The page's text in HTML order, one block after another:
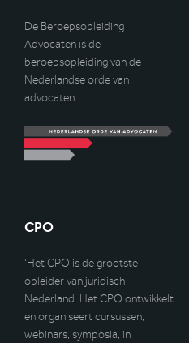
De Beroepsopleiding
Advocaten is de
beroepsopleiding van de
Nederlandse orde van
advocaten.
CPO
‘Het CPO is de grootste
opleider van juridisch
Nederland. Het CPO ontwikkelt
en organiseert cursussen,
webinars, symposia, in